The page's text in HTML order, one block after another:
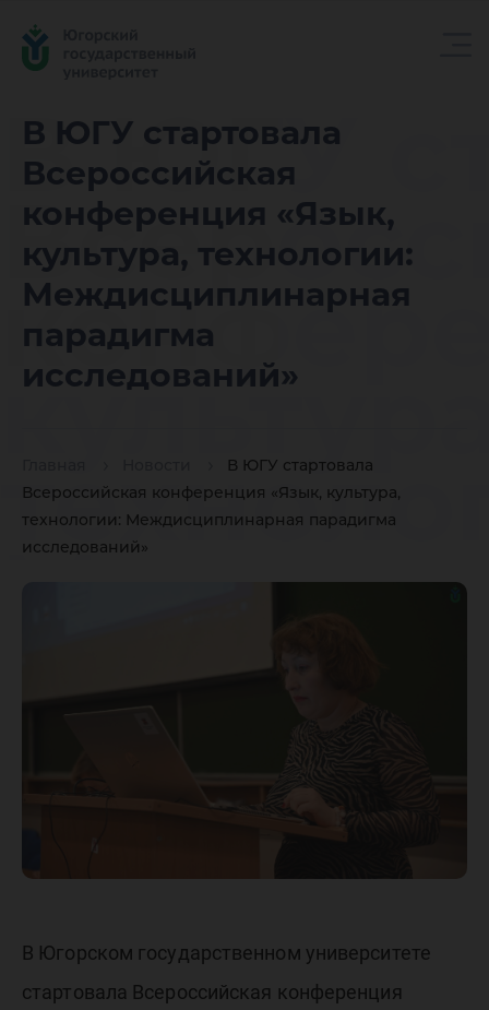
В ЮГУ стартовала
Всероссийская
конференция «Язык,
культура, технологии:
Междисциплинарная
парадигма
исследований»
В ЮГУ стартовала
Всероссийская конференция «Язык, культура,
технологии: Междисциплинарная парадигма
исследований»
В ЮГУ
В Югорском государственном университете
стартовала Всероссийская конференция